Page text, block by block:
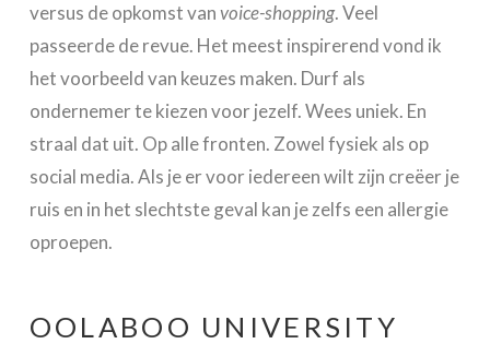
versus de opkomst vanvoice-shopping. Veel
passeerde de revue. Het meest inspirerend vond ik
het voorbeeld van keuzes maken. Durf als
ondernemer te kiezen voor jezelf. Wees uniek. En
straal dat uit. Op alle fronten. Zowel fysiek als op
social media. Als je er voor iedereen wilt zijn creëer je
ruis en in het slechtste geval kan je zelfs een allergie
oproepen.
OOLABOO UNIVERSITY